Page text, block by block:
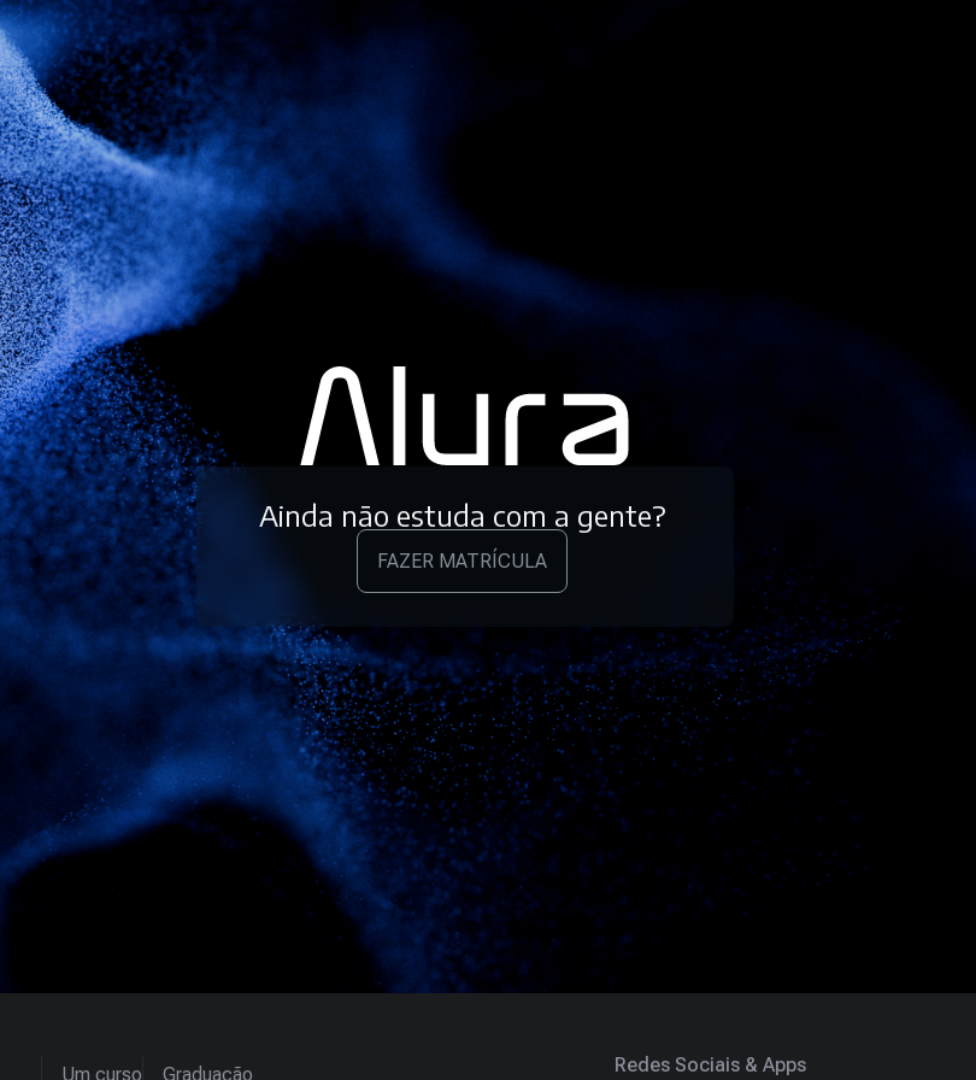
Ainda não estuda com a gente?
FAZER MATRÍCULA
Um curso Graduação Redes Sociais & Apps